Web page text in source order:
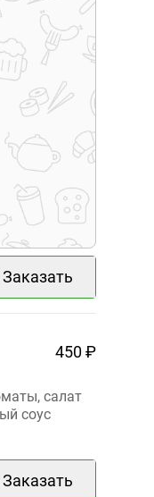
Заказать
450 ₽
салат
соус
Заказать